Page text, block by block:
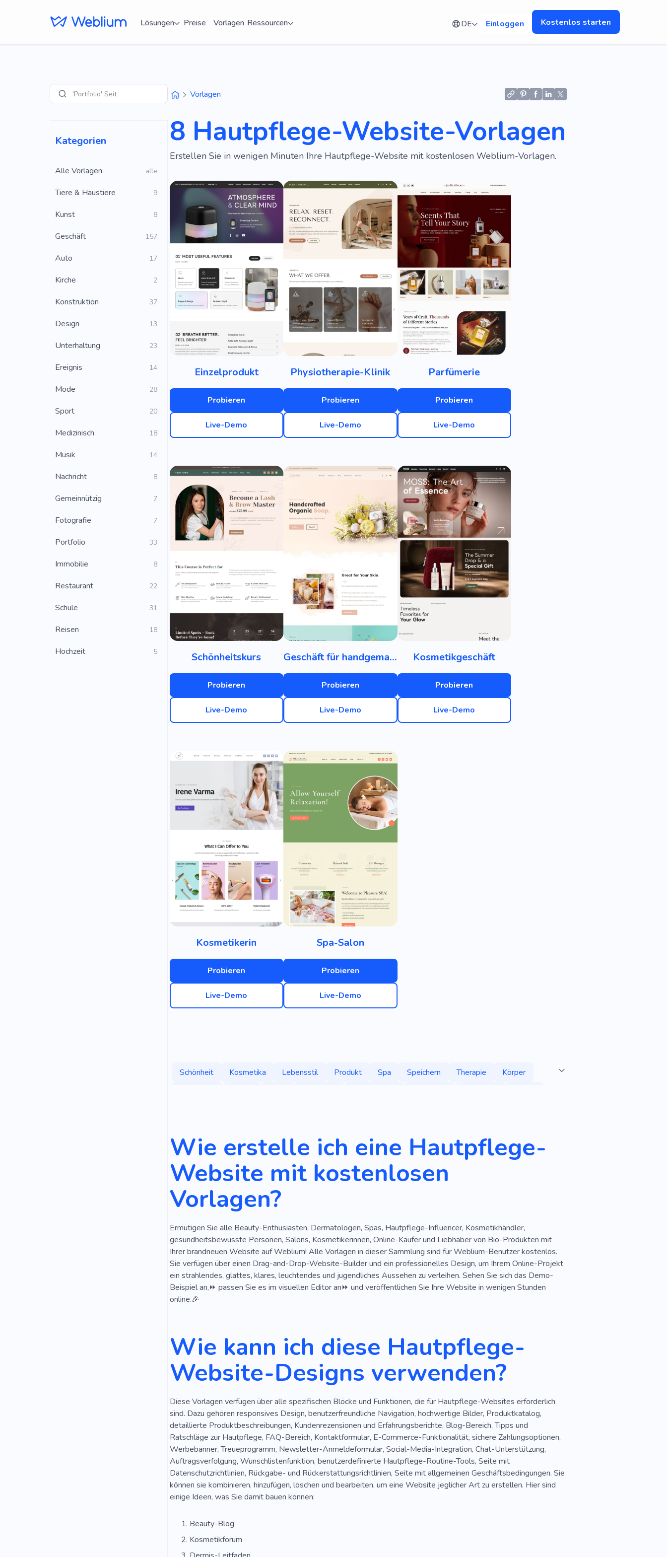
Lösungen Preise Vorlagen Ressourcen DE Einloggen Kostenlos starten
Suche'Portfolio' Seiten
Kategorien
Alle Vorlagen alle
Tiere & Haustiere 9
Kunst 8
Geschäft 157
Auto 17
Kirche 2
Konstruktion 37
Design 13
Unterhaltung 23
Ereignis 14
Mode 28
Sport 20
Medizinisch 18
Musik 14
Nachricht 8
Gemeinnützig 7
Fotografie 7
Portfolio 33
Immobilie 8
Restaurant 22
Schule 31
Reisen 18
Hochzeit 5
Vorlagen
8 Hautpflege-Website-Vorlagen
Erstellen Sie in wenigen Minuten Ihre Hautpflege-Website mit kostenlosen Weblium-Vorlagen.
Einzelprodukt
Probieren
Live-Demo
Physiotherapie-Klinik
Probieren
Live-Demo
Parfümerie
Probieren
Live-Demo
Schönheitskurs
Probieren
Live-Demo
Geschäft für handgemachte Seife
Probieren
Live-Demo
Kosmetikgeschäft
Probieren
Live-Demo
Kosmetikerin
Probieren
Live-Demo
Spa-Salon
Probieren
Live-Demo
Schönheit Kosmetika Lebensstil Produkt Spa Speichern Therapie
Körper
Ausbildung
Boutique Luxus Akademie Frauen Geschäft
E-Commerce
Augenbrauen
Wimpernverlängerungen Akademie Bad Reinigung
Professionelle Betreuung
Chemikalien
Tagescreme
Gelpolitur Strahlende Haut Öle Shampoos Geruch
Botox
Schuppen
Wachsen Maniküre Nägel
Wie erstelle ich eine Hautpflege-
Website mit kostenlosen
Vorlagen?
Ermutigen Sie alle Beauty-Enthusiasten, Dermatologen, Spas, Hautpflege-Influencer, Kosmetikhändler,
gesundheitsbewusste Personen, Salons, Kosmetikerinnen, Online-Käufer und Liebhaber von Bio-Produkten mit
Ihrer brandneuen Website auf Weblium! Alle Vorlagen in dieser Sammlung sind für Weblium-Benutzer kostenlos.
Sie verfügen über einen Drag-and-Drop-Website-Builder und ein professionelles Design, um Ihrem Online-Projekt
ein strahlendes, glattes, klares, leuchtendes und jugendliches Aussehen zu verleihen. Sehen Sie sich das Demo-
Beispiel an,⏩ passen Sie es im visuellen Editor an⏩ und veröffentlichen Sie Ihre Website in wenigen Stunden
online.🎉
Wie kann ich diese Hautpflege-
Website-Designs verwenden?
Diese Vorlagen verfügen über alle spezifischen Blöcke und Funktionen, die für Hautpflege-Websites erforderlich
sind. Dazu gehören responsives Design, benutzerfreundliche Navigation, hochwertige Bilder, Produktkatalog,
detaillierte Produktbeschreibungen, Kundenrezensionen und Erfahrungsberichte, Blog-Bereich, Tipps und
Ratschläge zur Hautpflege, FAQ-Bereich, Kontaktformular, E-Commerce-Funktionalität, sichere Zahlungsoptionen,
Werbebanner, Treueprogramm, Newsletter-Anmeldeformular, Social-Media-Integration, Chat-Unterstützung,
Auftragsverfolgung, Wunschlistenfunktion, benutzerdefinierte Hautpflege-Routine-Tools, Seite mit
Datenschutzrichtlinien, Rückgabe- und Rückerstattungsrichtlinien, Seite mit allgemeinen Geschäftsbedingungen. Sie
können sie kombinieren, hinzufügen, löschen und bearbeiten, um eine Website jeglicher Art zu erstellen. Hier sind
einige Ideen, was Sie damit bauen können:
Beauty-Blog
Kosmetikforum